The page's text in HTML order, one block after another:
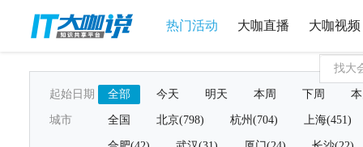
热门活动 大咖直播 大咖视频
起始日期 全部 今天 明天 本周 下周
城市 全国 北京(798) 杭州(704) 上海(451)